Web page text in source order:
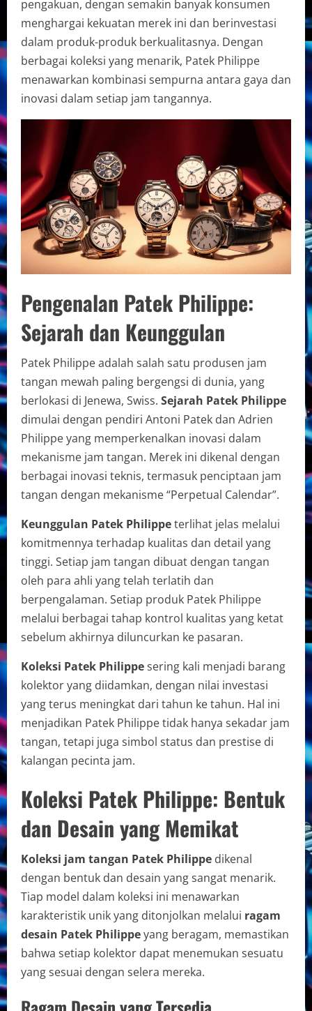
pengakuan, dengan semakin banyak konsumen
menghargai kekuatan merek ini dan berinvestasi
dalam produk-produk berkualitasnya. Dengan
berbagai koleksi yang menarik, Patek Philippe
menawarkan kombinasi sempurna antara gaya dan
inovasi dalam setiap jam tangannya.
Pengenalan Patek Philippe:
Sejarah dan Keunggulan
Patek Philippe adalah salah satu produsen jam
tangan mewah paling bergengsi di dunia, yang
berlokasi di Jenewa, Swiss. Sejarah Patek Philippe
dimulai dengan pendiri Antoni Patek dan Adrien
Philippe yang memperkenalkan inovasi dalam
mekanisme jam tangan. Merek ini dikenal dengan
berbagai inovasi teknis, termasuk penciptaan jam
tangan dengan mekanisme “Perpetual Calendar”.
Keunggulan Patek Philippeterlihat jelas melalui
komitmennya terhadap kualitas dan detail yang
tinggi. Setiap jam tangan dibuat dengan tangan
oleh para ahli yang telah terlatih dan
berpengalaman. Setiap produk Patek Philippe
melalui berbagai tahap kontrol kualitas yang ketat
sebelum akhirnya diluncurkan ke pasaran.
Koleksi Patek Philippesering kali menjadi barang
kolektor yang diidamkan, dengan nilai investasi
yang terus meningkat dari tahun ke tahun. Hal ini
menjadikan Patek Philippe tidak hanya sekadar jam
tangan, tetapi juga simbol status dan prestise di
kalangan pecinta jam.
Koleksi Patek Philippe: Bentuk
dan Desain yang Memikat
Koleksi jam tangan Patek Philippe dikenal
dengan bentuk dan desain yang sangat menarik.
Tiap model dalam koleksi ini menawarkan
karakteristik unik yang ditonjolkan melalui ragam
desain Patek Philippeyang beragam, memastikan
bahwa setiap kolektor dapat menemukan sesuatu
yang sesuai dengan selera mereka.